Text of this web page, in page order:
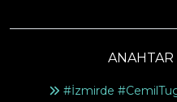
ANAHTAR
#İzmirde